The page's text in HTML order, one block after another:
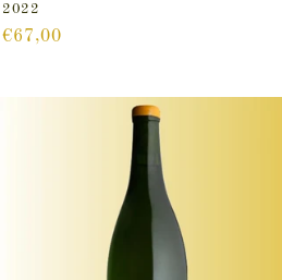
2022
Prix
€67,00